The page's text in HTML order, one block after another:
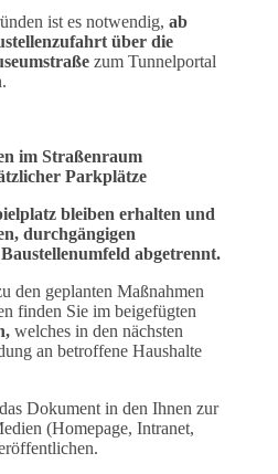
ist es notwendig, ab
über die
zum Tunnelportal
im Straßenraum
Parkplätze
bleiben erhalten und
durchgängigen
abgetrennt.
den geplanten Maßnahmen
finden Sie im beigefügten
welches in den nächsten
an betroffene Haushalte
Dokument in den Ihnen zur
(Homepage, Intranet,